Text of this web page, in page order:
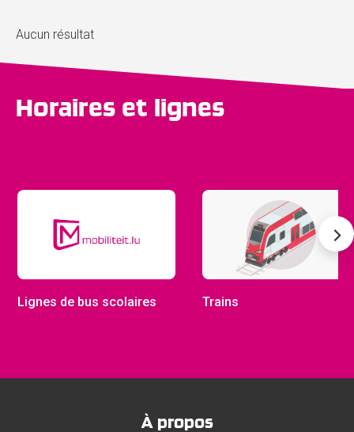
Aucun résultat
Horaires et lignes
Lignes de bus scolaires Trains
À propos